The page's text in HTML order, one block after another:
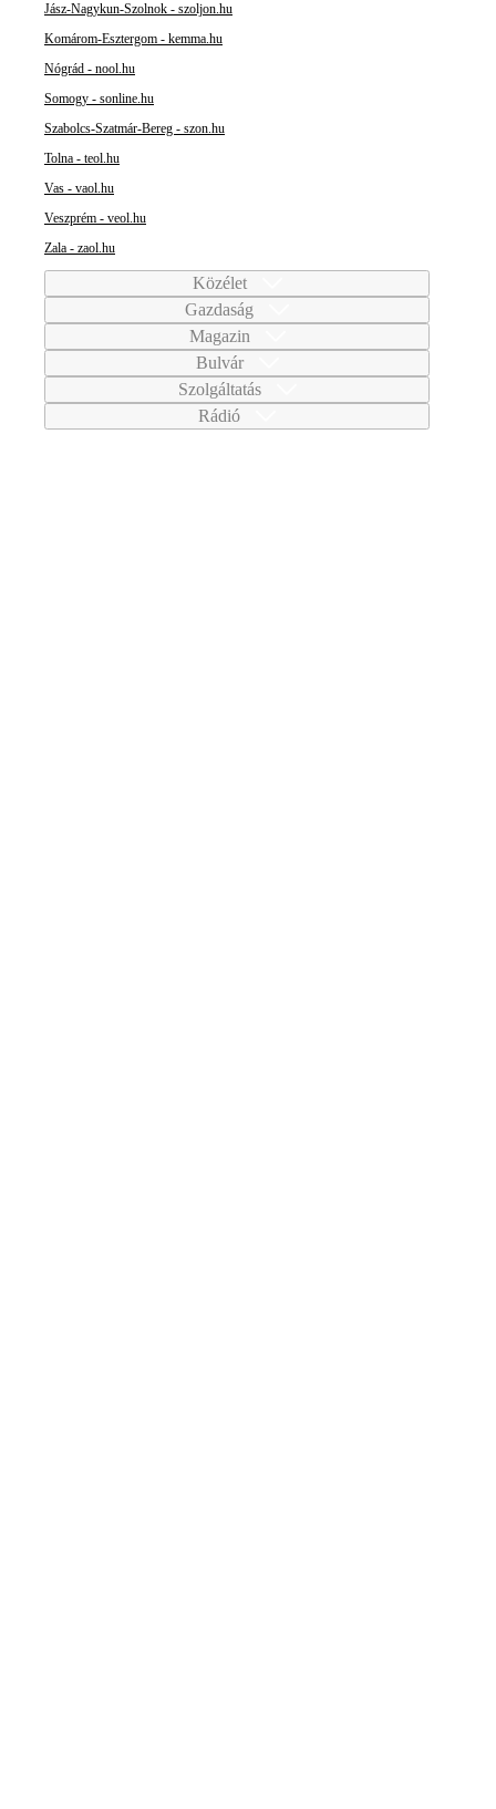
Jász-Nagykun-Szolnok - szoljon.hu
Komárom-Esztergom - kemma.hu
Nógrád - nool.hu
Somogy - sonline.hu
Szabolcs-Szatmár-Bereg - szon.hu
Tolna - teol.hu
Vas - vaol.hu
Veszprém - veol.hu
Zala - zaol.hu
Közélet
Gazdaság
Magazin
Bulvár
Szolgáltatás
Rádió